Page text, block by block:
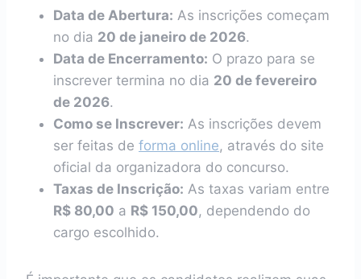
Data de Abertura: As inscrições começam
no dia 20 de janeiro de 2026.
Data de Encerramento: O prazo para se
inscrever termina no dia 20 de fevereiro
de 2026.
Como se Inscrever: As inscrições devem
ser feitas de forma online, através do site
oficial da organizadora do concurso.
Taxas de Inscrição: As taxas variam entre
R$ 80,00 a R$ 150,00, dependendo do
cargo escolhido.